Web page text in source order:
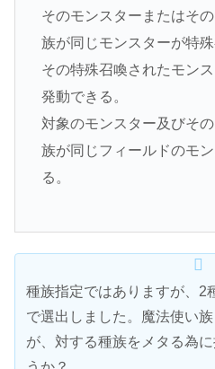
そのモンスターまたはそ
族が同じモンスターが特殊
その特殊召喚されたモン
発動できる。
対象のモンスター及びそ
族が同じフィールドのモ
る。
種族指定ではありますが、2
で選出しました。魔法使い
が、対する種族をメタる為